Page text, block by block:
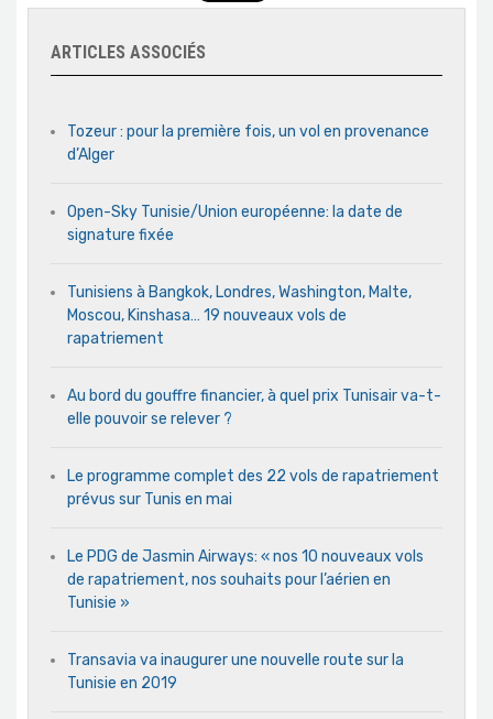
ARTICLES ASSOCIÉS
Tozeur : pour la première fois, un vol en provenance
d’Alger
Open-Sky Tunisie/Union européenne: la date de
signature fixée
Tunisiens à Bangkok, Londres, Washington, Malte,
Moscou, Kinshasa… 19 nouveaux vols de
rapatriement
Au bord du gouffre financier, à quel prix Tunisair va-t-
elle pouvoir se relever ?
Le programme complet des 22 vols de rapatriement
prévus sur Tunis en mai
Le PDG de Jasmin Airways: « nos 10 nouveaux vols
de rapatriement, nos souhaits pour l’aérien en
Tunisie »
Transavia va inaugurer une nouvelle route sur la
Tunisie en 2019